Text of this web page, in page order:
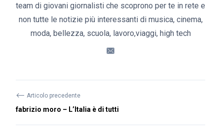
team di giovani giornalisti che scoprono per te in rete e
non tutte le notizie più interessanti di musica, cinema,
moda, bellezza, scuola, lavoro,viaggi, high tech
⟵ Articolo precedente
fabrizio moro – L’Italia è di tutti